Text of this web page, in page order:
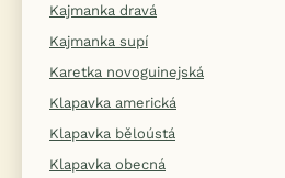
Kajmanka dravá
Kajmanka supí
Karetka novoguinejská
Klapavka americká
Klapavka běloústá
Klapavka obecná